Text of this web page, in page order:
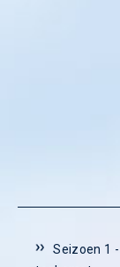
Seizoen 1